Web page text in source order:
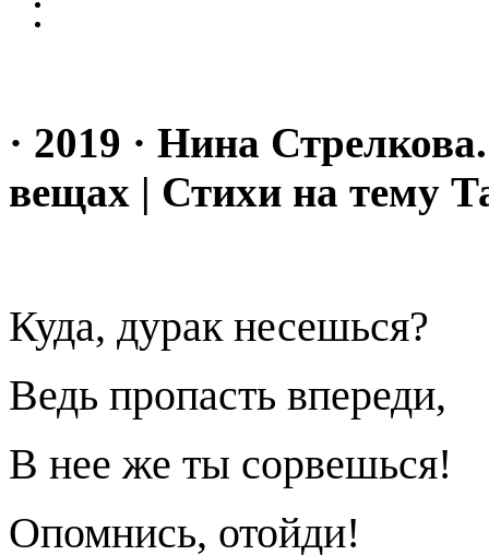
· 2019 · Нина
вещах | Стихи на тему
Куда, дурак несешься?
Ведь пропасть впереди,
В нее же ты сорвешься!
Опомнись, отойди!